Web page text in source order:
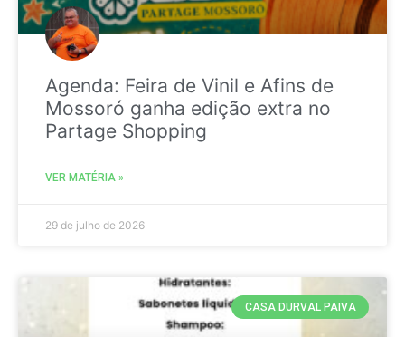
Agenda: Feira de Vinil e Afins de
Mossoró ganha edição extra no
Partage Shopping
VER MATÉRIA »
29 de julho de 2026
CASA DURVAL PAIVA